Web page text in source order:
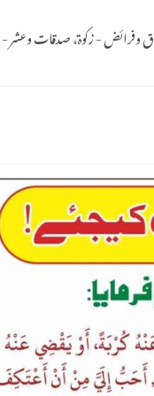
وفرائض-زکوۃ، صدقات وعشر-